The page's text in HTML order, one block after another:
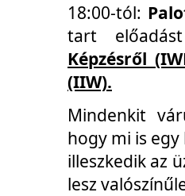
18:00-tól:
tart
Képzésről
(IIW).
Mindenkit
hogy mi is
illeszkedik az
lesz